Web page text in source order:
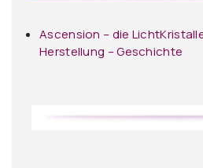
Ascension – die
Herstellung – Geschichte